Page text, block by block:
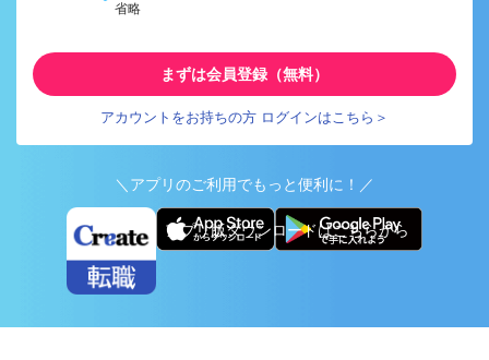
省略
まずは会員登録（無料）
アカウントをお持ちの方 ログインはこちら＞
＼アプリのご利用でもっと便利に！／
アプリ版ダウンロードはこちらから